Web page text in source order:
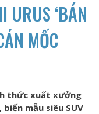
URUS ‘BÁN
MỐC
thức xuất xưởng
mẫu siêu SUV